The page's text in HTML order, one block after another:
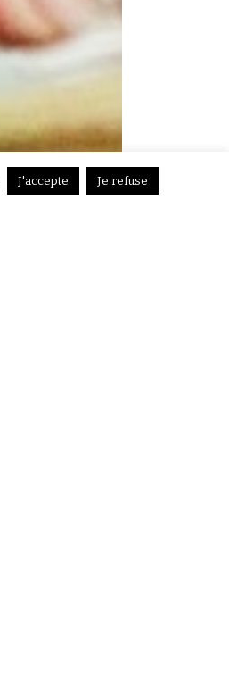
J'accepte Je refuse